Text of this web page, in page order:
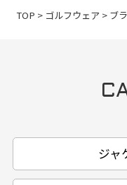
TOP > ゴルフウェア > ブ
ジャ